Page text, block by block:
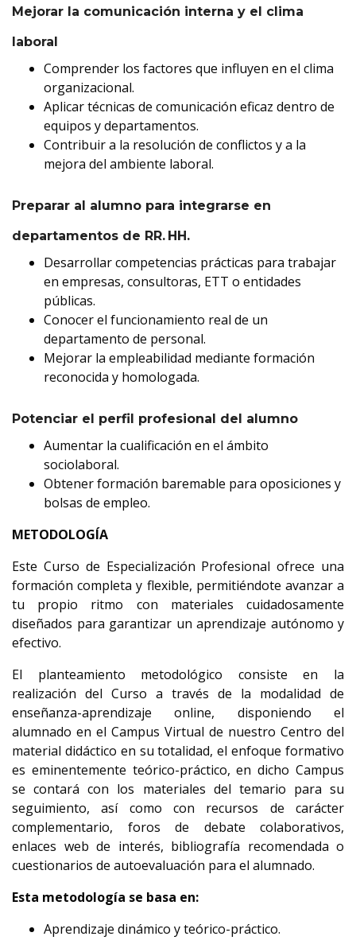
Mejorar la comunicación interna y el clima
laboral
Comprender los factores que influyen en el clima
organizacional.
Aplicar técnicas de comunicación eficaz dentro de
equipos y departamentos.
Contribuir a la resolución de conflictos y a la
mejora del ambiente laboral.
Preparar al alumno para integrarse en
departamentos de RR. HH.
Desarrollar competencias prácticas para trabajar
en empresas, consultoras, ETT o entidades
públicas.
Conocer el funcionamiento real de un
departamento de personal.
Mejorar la empleabilidad mediante formación
reconocida y homologada.
Potenciar el perfil profesional del alumno
Aumentar la cualificación en el ámbito
sociolaboral.
Obtener formación baremable para oposiciones y
bolsas de empleo.
METODOLOGÍA
Este Curso de Especialización Profesional ofrece una
formación completa y flexible, permitiéndote avanzar a
tu propio ritmo con materiales cuidadosamente
diseñados para garantizar un aprendizaje autónomo y
efectivo.
El planteamiento metodológico consiste en la
realización del Curso a través de la modalidad de
enseñanza-aprendizaje online, disponiendo el
alumnado en el Campus Virtual de nuestro Centro del
material didáctico en su totalidad, el enfoque formativo
es eminentemente teórico-práctico, en dicho Campus
se contará con los materiales del temario para su
seguimiento, así como con recursos de carácter
complementario, foros de debate colaborativos,
enlaces web de interés, bibliografía recomendada o
cuestionarios de autoevaluación para el alumnado.
Esta metodología se basa en:
Aprendizaje dinámico y teórico-práctico.